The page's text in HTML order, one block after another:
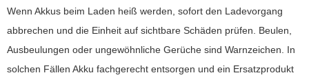
Wenn Akkus beim Laden heiß werden, sofort den Ladevorgang
abbrechen und die Einheit auf sichtbare Schäden prüfen. Beulen,
Ausbeulungen oder ungewöhnliche Gerüche sind Warnzeichen. In
solchen Fällen Akku fachgerecht entsorgen und ein Ersatzprodukt